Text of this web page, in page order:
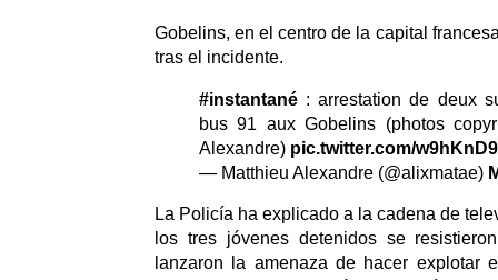
Gobelins, en el centro de la capital
tras el incidente.
#instantané : arrestation de deux
bus 91 aux Gobelins (photos
Alexandre) pic.twitter.com/
— Matthieu Alexandre (@alixmatae)
La Policía ha explicado a la cadena de
los tres jóvenes detenidos se
lanzaron la amenaza de hacer explotar